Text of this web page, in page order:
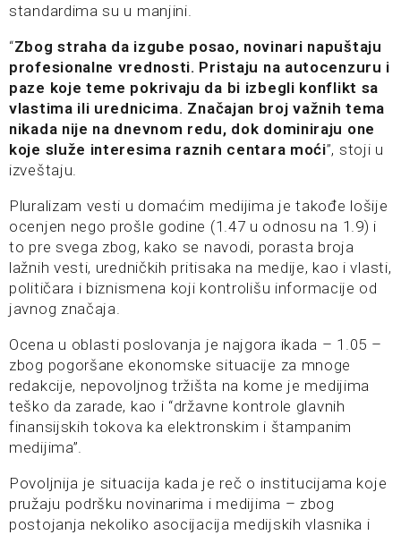
standardima su u manjini.
“Zbog straha da izgube posao, novinari napuštaju
profesionalne vrednosti. Pristaju na autocenzuru i
paze koje teme pokrivaju da bi izbegli konflikt sa
vlastima ili urednicima. Značajan broj važnih tema
nikada nije na dnevnom redu, dok dominiraju one
koje služe interesima raznih centara moći”, stoji u
izveštaju.
Pluralizam vesti u domaćim medijima je takođe lošije
ocenjen nego prošle godine (1.47 u odnosu na 1.9) i
to pre svega zbog, kako se navodi, porasta broja
lažnih vesti, uredničkih pritisaka na medije, kao i vlasti,
političara i biznismena koji kontrolišu informacije od
javnog značaja.
Ocena u oblasti poslovanja je najgora ikada – 1.05 –
zbog pogoršane ekonomske situacije za mnoge
redakcije, nepovoljnog tržišta na kome je medijima
teško da zarade, kao i “državne kontrole glavnih
finansijskih tokova ka elektronskim i štampanim
medijima”.
Povoljnija je situacija kada je reč o institucijama koje
pružaju podršku novinarima i medijima – zbog
postojanja nekoliko asocijacija medijskih vlasnika i